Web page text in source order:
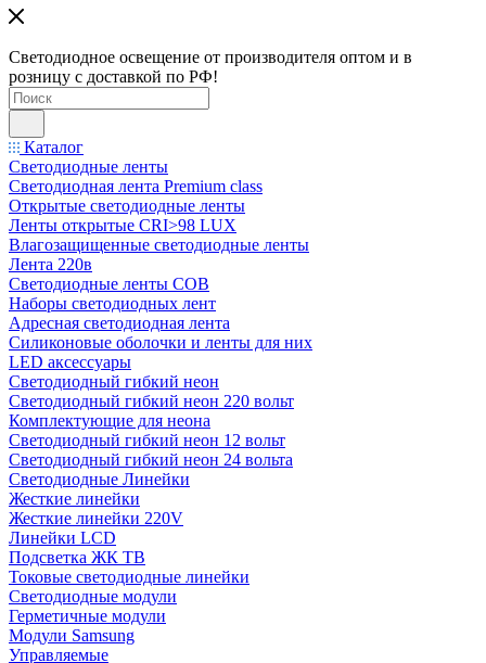
Светодиодное освещение от производителя оптом и в
розницу с доставкой по РФ!
Каталог
Светодиодные ленты
Светодиодная лента Premium class
Открытые светодиодные ленты
Ленты открытые CRI>98 LUX
Влагозащищенные светодиодные ленты
Лента 220в
Светодиодные ленты COB
Наборы светодиодных лент
Адресная светодиодная лента
Силиконовые оболочки и ленты для них
LED аксессуары
Светодиодный гибкий неон
Светодиодный гибкий неон 220 вольт
Комплектующие для неона
Светодиодный гибкий неон 12 вольт
Светодиодный гибкий неон 24 вольта
Светодиодные Линейки
Жесткие линейки
Жесткие линейки 220V
Линейки LCD
Подсветка ЖК ТВ
Токовые светодиодные линейки
Светодиодные модули
Герметичные модули
Модули Samsung
Управляемые